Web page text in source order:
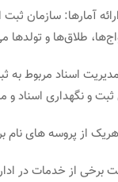
ارائه آمارها: سازمان
طلاق‌ها و تولد‌ها
اسناد مربوط به
و نگهداری اسناد و
از پروسه های نام
برخی از خدمات در